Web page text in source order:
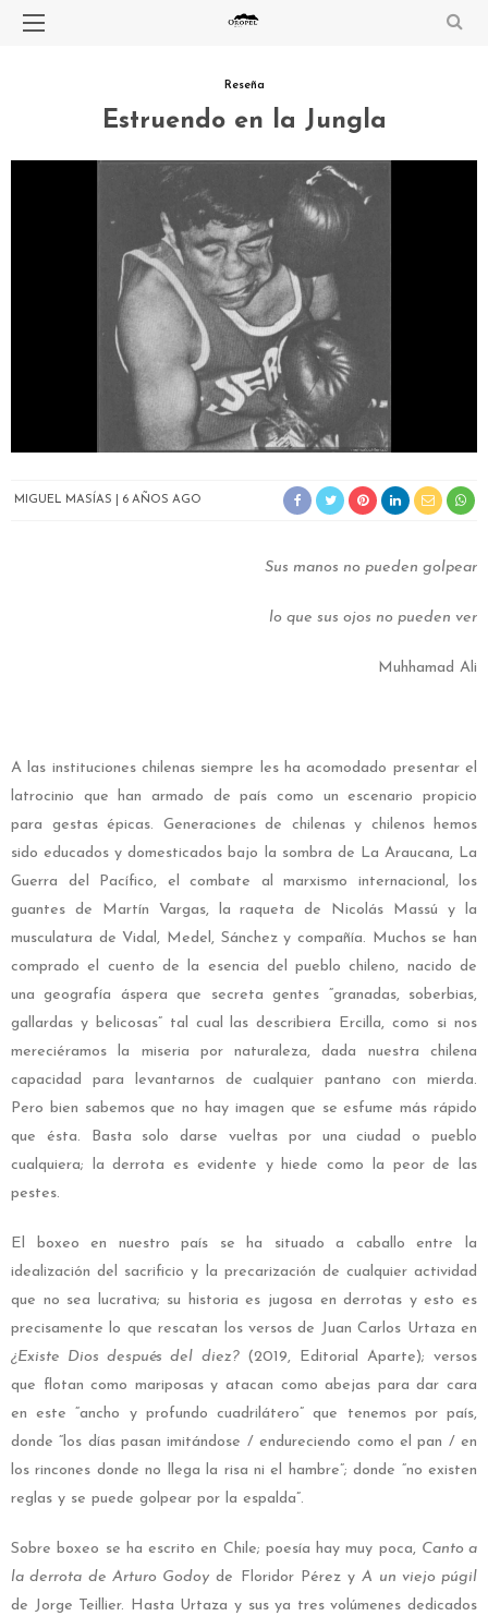
Reseña
Estruendo en la Jungla
MIGUEL MASÍAS 6 AÑOS AGO
Sus manos no pueden golpear
lo que sus ojos no pueden ver
Muhhamad Ali
A las instituciones chilenas siempre les ha acomodado presentar el
latrocinio que han armado de país como un escenario propicio
para gestas épicas. Generaciones de chilenas y chilenos hemos
sido educados y domesticados bajo la sombra de La Araucana, La
Guerra del Pacífico, el combate al marxismo internacional, los
guantes de Martín Vargas, la raqueta de Nicolás Massú y la
musculatura de Vidal, Medel, Sánchez y compañía. Muchos se han
comprado el cuento de la esencia del pueblo chileno, nacido de
una geografía áspera que secreta gentes “granadas, soberbias,
gallardas y belicosas” tal cual las describiera Ercilla, como si nos
mereciéramos la miseria por naturaleza, dada nuestra chilena
capacidad para levantarnos de cualquier pantano con mierda.
Pero bien sabemos que no hay imagen que se esfume más rápido
que ésta. Basta solo darse vueltas por una ciudad o pueblo
cualquiera; la derrota es evidente y hiede como la peor de las
pestes.
El boxeo en nuestro país se ha situado a caballo entre la
idealización del sacrificio y la precarización de cualquier actividad
que no sea lucrativa; su historia es jugosa en derrotas y esto es
precisamente lo que rescatan los versos de Juan Carlos Urtaza en
¿Existe Dios después del diez?(2019, Editorial Aparte); versos
que flotan como mariposas y atacan como abejas para dar cara
en este “ancho y profundo cuadrilátero” que tenemos por país,
donde “los días pasan imitándose / endureciendo como el pan / en
los rincones donde no llega la risa ni el hambre”; donde “no existen
reglas y se puede golpear por la espalda”.
Sobre boxeo se ha escrito en Chile; poesía hay muy poca, Canto a
la derrota de Arturo Godoy de Floridor Pérez yA un viejo púgil
de Jorge Teillier. Hasta Urtaza y sus ya tres volúmenes dedicados